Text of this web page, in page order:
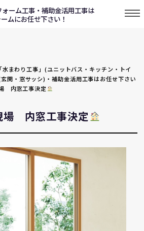
ーム工事・補助金活用工事は
ムにお任せ下さい！
まわり工事」(ユニットバス・キッチン・トイ
関・窓サッシ)・補助金活用工事はお任せ下さい
内窓工事決定
場 内窓工事決定